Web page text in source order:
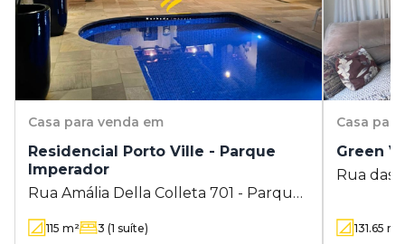
Casa para venda em
Residencial Porto Ville - Parque
Imperador
Rua Amália Della Colleta 701 - Parque
Imperador - Campinas - SP
115 m² 3 (1 suíte)
Casa
Green
Rua das
131.65 m²